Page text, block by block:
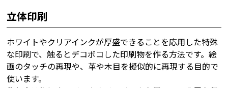
立体印刷
ホワイトやクリアインクが厚盛できることを応用した特殊
な印刷で、触るとデコボコした印刷物を作る方法です。絵
画のタッチの再現や、革や木目を擬似的に再現する目的で
使います。